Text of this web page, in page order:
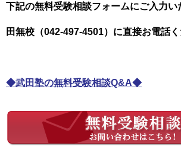
下記の無料受験相談フォームにご入力い
田無校（042-497-4501）に直接お電話く
◆武田塾の無料受験相談Q&A◆